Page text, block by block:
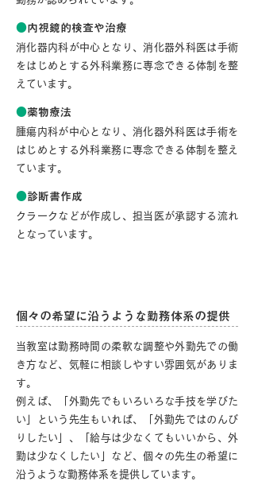
●内視鏡的検査や治療
消化器内科が中心となり、消化器外科医は手術
をはじめとする外科業務に専念できる体制を整
えています。
●薬物療法
腫瘍内科が中心となり、消化器外科医は手術を
はじめとする外科業務に専念できる体制を整え
ています。
●診断書作成
クラークなどが作成し、担当医が承認する流れ
となっています。
個々の希望に沿うような勤務体系の提供
当教室は勤務時間の柔軟な調整や外勤先での働
き方など、気軽に相談しやすい雰囲気がありま
す。
例えば、「外勤先でもいろいろな手技を学びた
い」という先生もいれば、「外勤先ではのんび
りしたい」、「給与は少なくてもいいから、外
勤は少なくしたい」など、個々の先生の希望に
沿うような勤務体系を提供しています。